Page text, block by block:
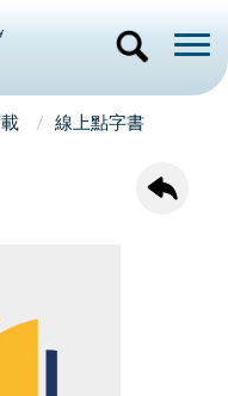
線上點字書